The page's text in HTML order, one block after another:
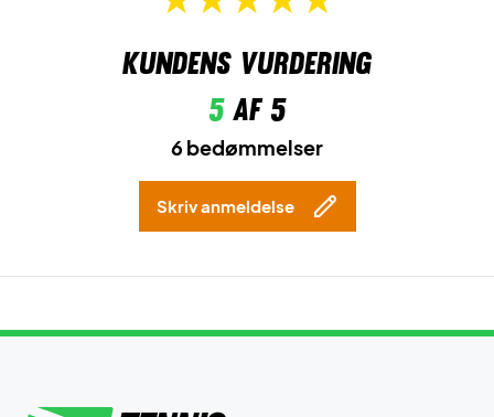
Kundens vurdering
5af 5
6 bedømmelser
Skriv anmeldelse